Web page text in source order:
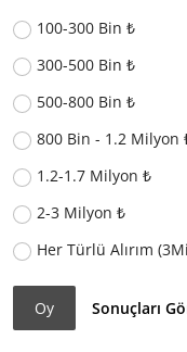
100-300 Bin ₺
300-500 Bin ₺
500-800 Bin ₺
800 Bin - 1.2 Milyon
1.2-1.7 Milyon ₺
2-3 Milyon ₺
Her Türlü Alırım
Oy Sonuçları